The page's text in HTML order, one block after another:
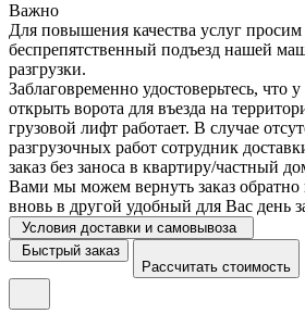
Важно
Для повышения качества услуг просим
беспрепятственный подъезд нашей
разгрузки.
Заблаговременно удостоверьтесь, что
открыть ворота для въезда на
грузовой лифт работает. В случае
разгрузочных работ сотрудник
заказ без заноса в квартиру/частный
Вами мы можем вернуть заказ обратно
вновь в другой удобный для Вас день
Условия доставки и самовывоза
Быстрый заказ
Рассчитать стоимость